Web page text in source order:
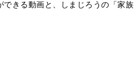
きる動画と、しまじろうの「家族